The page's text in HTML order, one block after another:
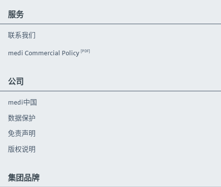
服务
联系我们
medi Commercial Policy
公司
medi中国
数据保护
免责声明
版权说明
集团品牌